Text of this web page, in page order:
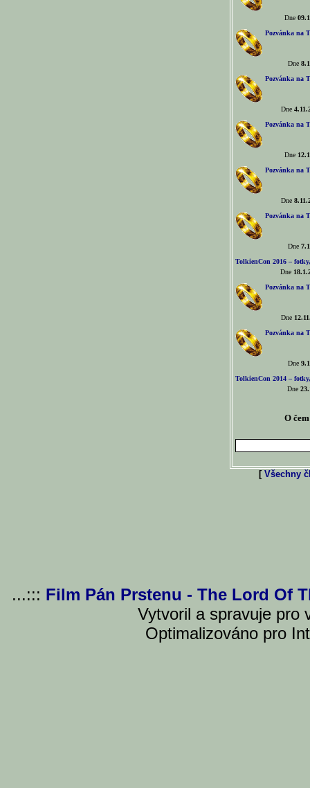
Dne
Pozvánka na
Dne
Pozvánka na
Dne
Pozvánka na
Dne
Pozvánka na
Dne
Pozvánka na
Dne
TolkienCon 2016 –
Dne
Pozvánka na
Dne
Pozvánka na
Dne
TolkienCon 2014 –
Dne
O
[ Všechny
...::: Film Pán Prstenu - The Lord Of
Vytvoril a spravuje pro
Optimalizováno pro